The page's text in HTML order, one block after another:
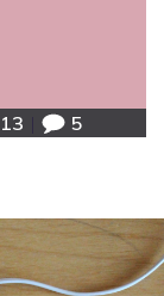
5